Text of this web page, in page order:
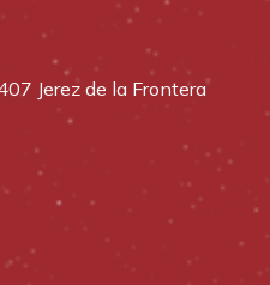
Jerez de la Frontera